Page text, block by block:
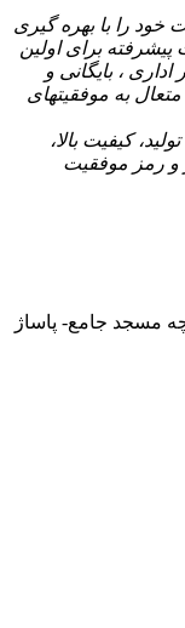
در سال 1368 فعالیت خود را با بهره گیری
برای اولین
اداری ، بایگانی و
متعال به موفقیتهای
کیفیت بالا،
رمز موفقیت
مسجد جامع- پاساژ